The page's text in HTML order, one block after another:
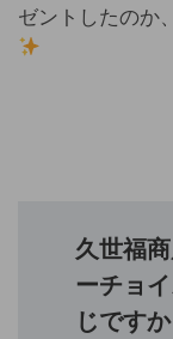
ゼントしたのか
久世福
ーチョ
じですか